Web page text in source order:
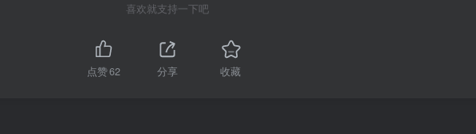
喜欢就支持一下吧
点赞62 分享 收藏